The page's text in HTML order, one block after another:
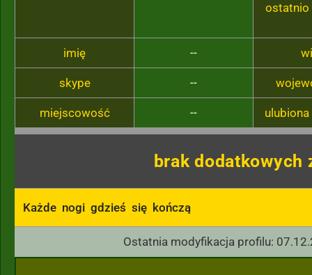
ostatnio
imię --
skype --
miejscowość --
brak dodatkowych
Każde  nogi  gdzieś  się  kończą
Ostatnia modyfikacja profilu: